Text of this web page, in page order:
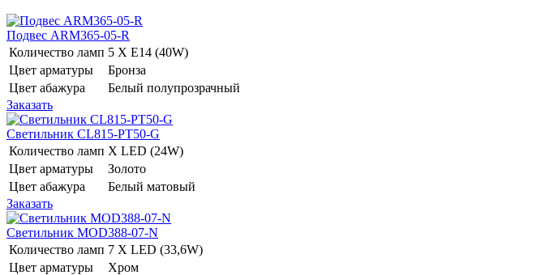
Подвес ARM365-05-R
Количество ламп 5 Х E14 (40W)
Цвет арматуры
Бронза
Цвет абажура
Белый полупрозрачный
Заказать
Светильник CL815-PT50-G
Количество ламп Х LED (24W)
Цвет арматуры
Золото
Цвет абажура
Белый матовый
Заказать
Светильник MOD388-07-N
Количество ламп 7 Х LED (33,6W)
Цвет арматуры
Хром